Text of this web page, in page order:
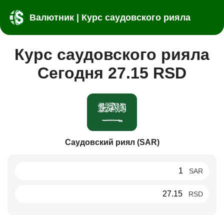
Валютник | Курс саудовского рияла
Курс саудовского рияла
Сегодня 27.15 RSD
Саудовский риял (SAR)
SAR
RSD